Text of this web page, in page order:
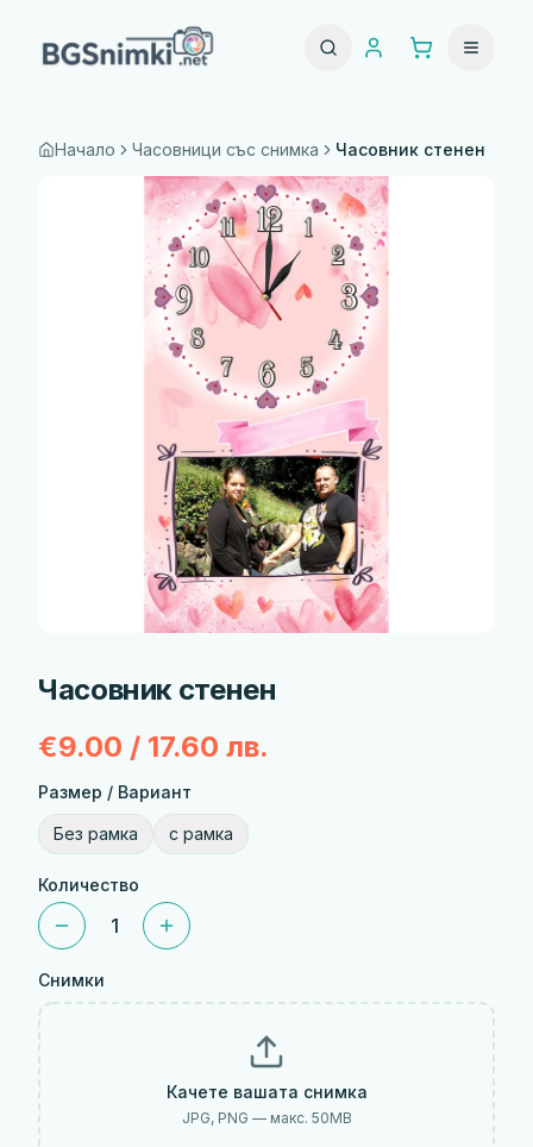
Начало Часовници със снимка Часовник стенен
Часовник стенен
€9.00 / 17.60 лв.
Размер / Вариант
Без рамка с рамка
Количество
1
Снимки
Качете вашата снимка
JPG, PNG — макс. 50MB